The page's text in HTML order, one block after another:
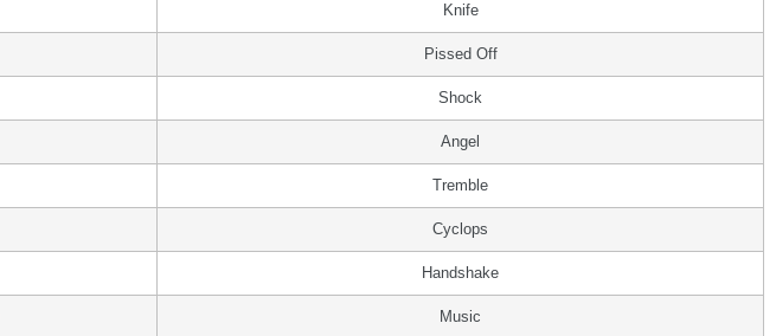
Knife
Pissed Off
Shock
Angel
Tremble
Cyclops
Handshake
Music